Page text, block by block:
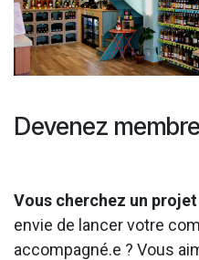
Devenez
Vous cherchez un projet
envie de lancer votre
accompagné.e ? Vous